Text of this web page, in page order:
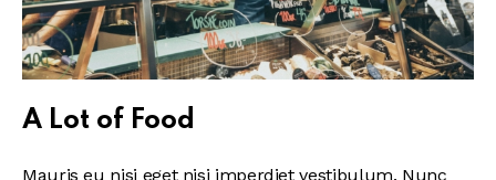
A Lot of Food
Mauris eu nisi eget nisi imperdiet vestibulum. Nunc